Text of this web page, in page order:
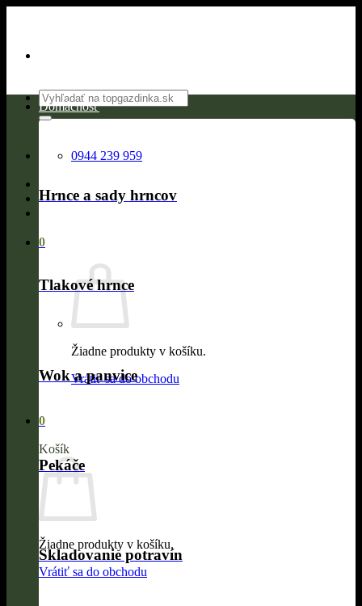
Hľadať:
0944 239 959
0
Žiadne produkty v košíku.
Vrátiť sa do obchodu
0
Košík
Žiadne produkty v košíku.
Vrátiť sa do obchodu
Domácnosť
Hrnce a sady hrncov
Tlakové hrnce
Wok a panvice
Pekáče
Skladovanie potravín